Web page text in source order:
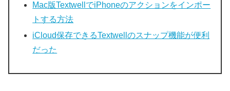
Mac版TextwellでiPhoneのアクションをインポー
トする方法
iCloud保存できるTextwellのスナップ機能が便利
だった